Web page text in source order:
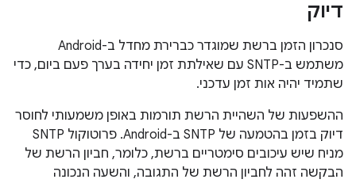
דיוק
סנכרון הזמן ברשת שמוגדר כברירת מחדל ב-Android
משתמש ב-SNTP עם שאילתת זמן יחידה בערך פעם ביום, כדי
שתמיד יהיה אות זמן עדכני.
ההשפעות של השהיית הרשת תורמות באופן משמעותי לחוסר
דיוק בזמן בהטמעה של SNTP ב-Android. פרוטוקול SNTP
מניח שיש עיכובים סימטריים ברשת, כלומר, חביון הרשת של
הבקשה זהה לחביון הרשת של התגובה, והשעה הנכונה